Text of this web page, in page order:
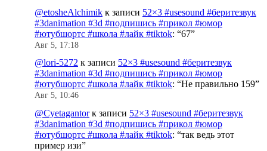
@etosheAlchimik к записи 52×3 #usesound #беритезвук
#3danimation #3d #подпишись #прикол #юмор
#ютубшортс #школа #лайк #tiktok: “67”
Авг 5, 17:18
@lori-5272 к записи 52×3 #usesound #беритезвук
#3danimation #3d #подпишись #прикол #юмор
#ютубшортс #школа #лайк #tiktok: “Не правильно 159”
Авг 5, 10:46
@Cyetagantorк записи 52×3 #usesound #беритезвук
#3danimation #3d #подпишись #прикол #юмор
#ютубшортс #школа #лайк #tiktok: “так ведь этот
пример изи”